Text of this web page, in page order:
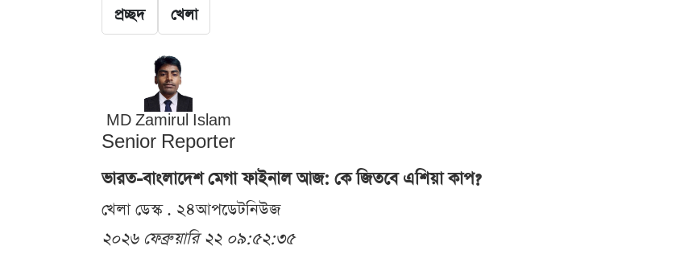
প্রচ্ছদ খেলা
MD Zamirul Islam
Senior Reporter
ভারত-বাংলাদেশ মেগা ফাইনাল আজ: কে জিতবে এশিয়া কাপ?
খেলা ডেস্ক . ২৪আপডেটনিউজ
২০২৬ ফেব্রুয়ারি ২২ ০৯:৫২:৩৫